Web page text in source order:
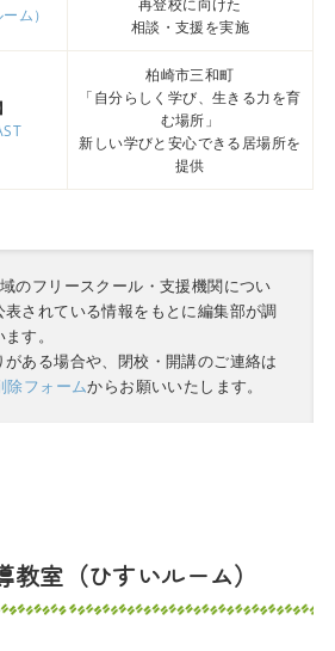
ム）
再登校に向けた
相談・支援を実施
柏崎市三和町
「自分らしく学び、生きる力を育
む場所」
新しい学びと安心できる居場所を
提供
のフリースクール・支援機関につい
されている情報をもとに編集部が調
す。
ある場合や、閉校・開講のご連絡は
除フォームからお願いいたします。
教室（ひすいルーム）